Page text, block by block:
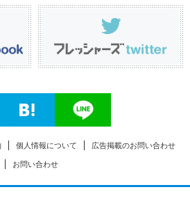
個人情報について 広告掲載のお問い合わせ
お問い合わせ